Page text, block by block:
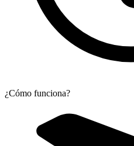
¿Cómo funciona?